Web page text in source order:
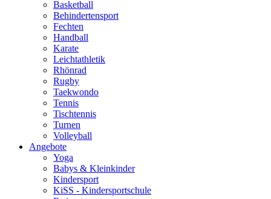
Basketball
Behindertensport
Fechten
Handball
Karate
Leichtathletik
Rhönrad
Rugby
Taekwondo
Tennis
Tischtennis
Turnen
Volleyball
Angebote
Yoga
Babys & Kleinkinder
Kindersport
KiSS - Kindersportschule